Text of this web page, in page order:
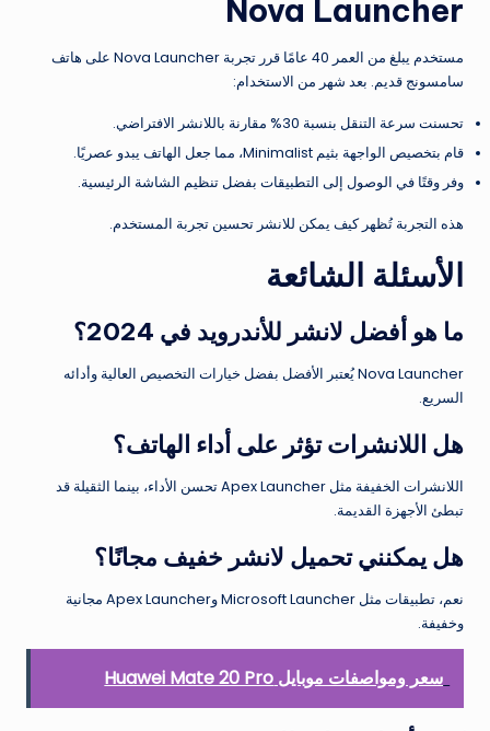
Nova Launcher
مستخدم يبلغ من العمر 40 عامًا قرر تجربة Nova Launcher على هاتف
سامسونج قديم. بعد شهر من الاستخدام:
تحسنت سرعة التنقل بنسبة 30% مقارنة باللانشر الافتراضي.
قام بتخصيص الواجهة بثيم Minimalist، مما جعل الهاتف يبدو عصريًا.
وفر وقتًا في الوصول إلى التطبيقات بفضل تنظيم الشاشة الرئيسية.
هذه التجربة تُظهر كيف يمكن للانشر تحسين تجربة المستخدم.
الأسئلة الشائعة
ما هو أفضل لانشر للأندرويد في 2024؟
Nova Launcher يُعتبر الأفضل بفضل خيارات التخصيص العالية وأدائه
السريع.
هل اللانشرات تؤثر على أداء الهاتف؟
اللانشرات الخفيفة مثل Apex Launcher تحسن الأداء، بينما الثقيلة قد
تبطئ الأجهزة القديمة.
هل يمكنني تحميل لانشر خفيف مجانًا؟
نعم، تطبيقات مثل Microsoft Launcher وApex Launcher مجانية
وخفيفة.
سعر ومواصفات موبايل Huawei Mate 20 Pro